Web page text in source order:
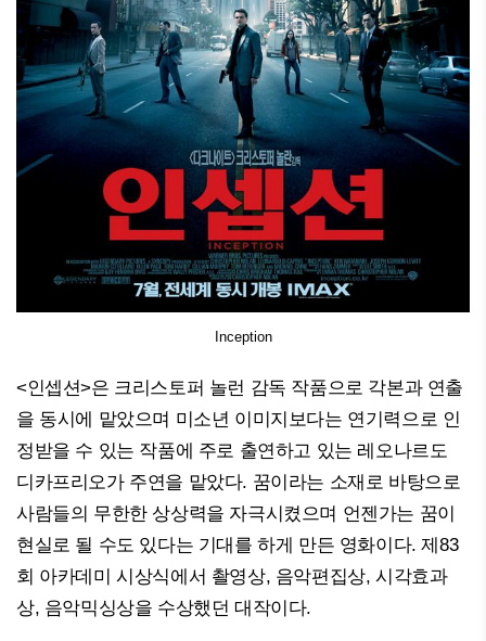
Inception
<인셉션>은 크리스토퍼 놀런 감독 작품으로 각본과 연출
을 동시에 맡았으며 미소년 이미지보다는 연기력으로 인
정받을 수 있는 작품에 주로 출연하고 있는 레오나르도
디카프리오가 주연을 맡았다. 꿈이라는 소재로 바탕으로
사람들의 무한한 상상력을 자극시켰으며 언젠가는 꿈이
현실로 될 수도 있다는 기대를 하게 만든 영화이다. 제83
회 아카데미 시상식에서 촬영상, 음악편집상, 시각효과
상, 음악믹싱상을 수상했던 대작이다.